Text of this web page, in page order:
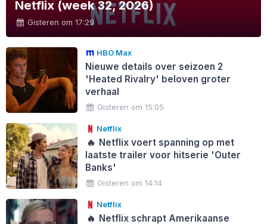
Netflix (week 32, 2026)
Gisteren om 17:29
HBO Max
Nieuwe details over seizoen 2
'Heated Rivalry' beloven groter
verhaal
Gisteren om 15:05
Netflix
🔥 Netflix voert spanning op met
laatste trailer voor hitserie 'Outer
Banks'
Gisteren om 14:14
Netflix
🔥 Netflix schrapt Amerikaanse